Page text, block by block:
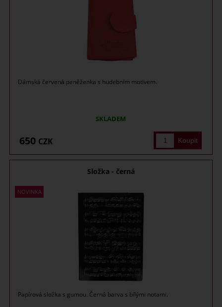
Dámská červená peněženka s hudebním motivem.
SKLADEM
650 CZK
Složka - černá
Papírová složka s gumou. Černá barva s bílými notami.